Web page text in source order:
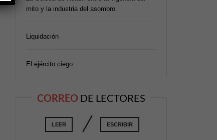
mito y la industria del asombro
Liquidación
El ejército ciego
CORREO DE LECTORES
LEER ESCRIBIR